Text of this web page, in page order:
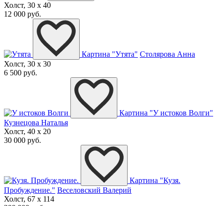
Холст, 30 x 40
12 000 руб.
Картина "Утята" Столярова Анна
Холст, 30 x 30
6 500 руб.
Картина "У истоков Волги"
Кузнецова Наталья
Холст, 40 x 20
30 000 руб.
Картина "Кузя.
Пробуждение." Веселовский Валерий
Холст, 67 x 114